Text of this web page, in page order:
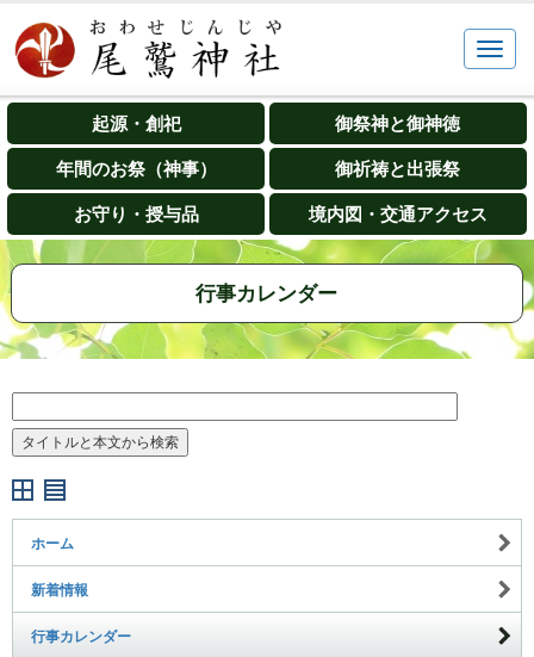
起源・創祀 御祭神と御神徳
年間のお祭（神事） 御祈祷と出張祭
お守り・授与品 境内図・交通アクセス
行事カレンダー
ホーム
新着情報
行事カレンダー